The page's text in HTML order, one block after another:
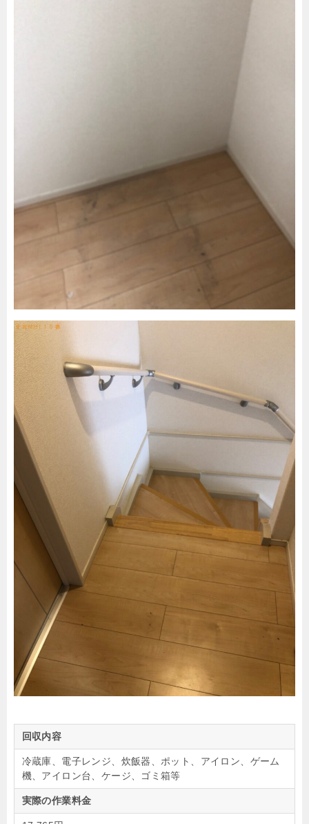
回収内容
冷蔵庫、電子レンジ、炊飯器、ポット、アイロン、ゲーム
機、アイロン台、ケージ、ゴミ箱等
実際の作業料金